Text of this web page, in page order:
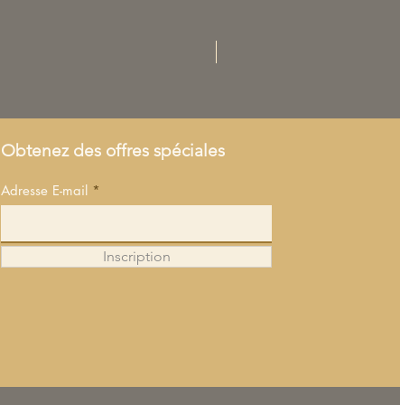
Obtenez des offres spéciales
Adresse E-mail
Inscription